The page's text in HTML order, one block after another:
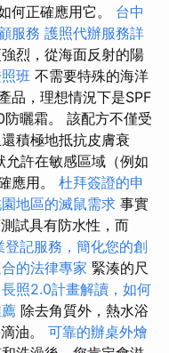
何正確應用它。 台中
服務 護照代辦服務詳
烈，從海面反射的陽
班 不需要特殊的海洋
品，理想情況下是SPF
防曬霜。 該配方不僅受
積極地抵抗皮膚衰
允許在敏感區域（例如
應用。 杜拜簽證的申
地區的滅鼠需求 事實
試具有防水性，而
登記服務，簡化您的創
的法律專家 緊湊的尺
長照2.0計畫解讀，如何
除去角質外，熱水浴
油。 可靠的辦桌外燴